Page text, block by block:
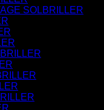
SOLBRILLER